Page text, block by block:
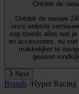
Ontdek de
Ontdek de nieuwe 24MX:
onze website
nog steeds alles wat
en accessoires, nu
makkelijker te
gewoon
Next
Brands /Hyper Racing